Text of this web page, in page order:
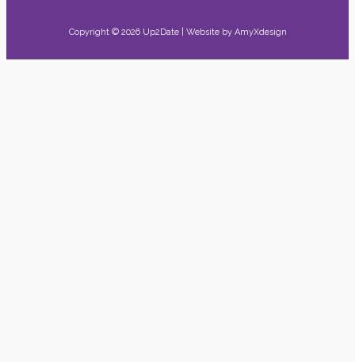
Copyright © 2026 Up2Date | Website by AmyXdesign